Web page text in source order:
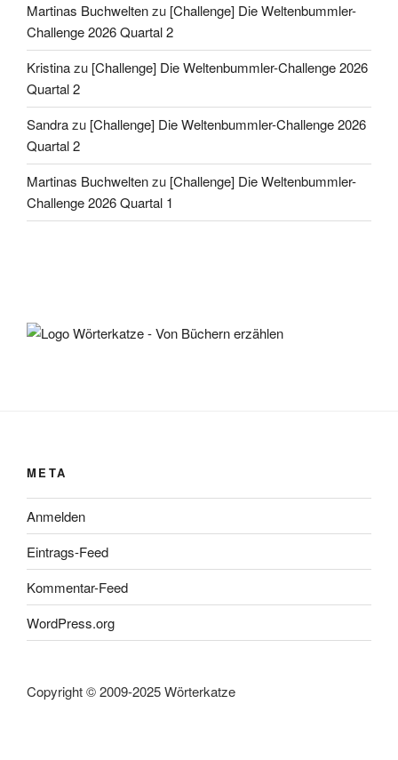
Martinas Buchweltenzu [Challenge] Die Weltenbummler-
Challenge 2026 Quartal 2
Kristinazu [Challenge] Die Weltenbummler-Challenge 2026
Quartal 2
Sandrazu [Challenge] Die Weltenbummler-Challenge 2026
Quartal 2
Martinas Buchweltenzu [Challenge] Die Weltenbummler-
Challenge 2026 Quartal 1
META
Anmelden
Eintrags-Feed
Kommentar-Feed
WordPress.org
Copyright © 2009-2025 Wörterkatze